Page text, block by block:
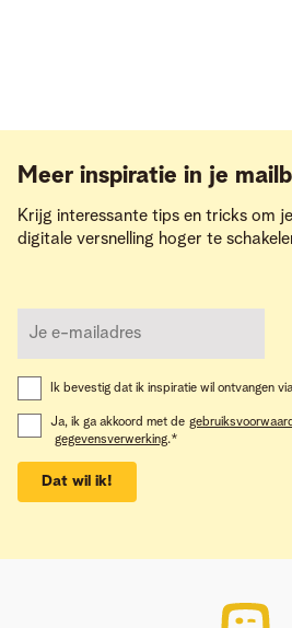
Meer inspiratie in je
Krijg interessante tips en tricks om
digitale versnelling hoger te
Ik bevestig dat ik inspiratie wil ontvangen
Ja, ik ga akkoord met de
gegevensverwerking.*
Dat wil ik!